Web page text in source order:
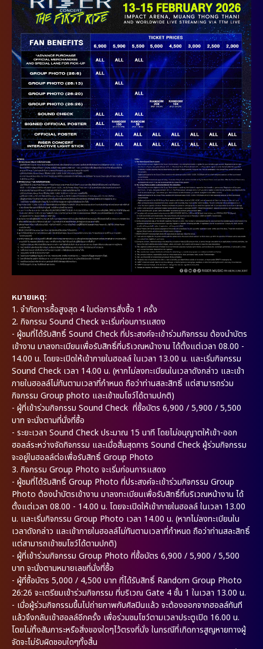
หมายเหตุ:
1. จำกัดการซื้อสูงสุด 4 ใบต่อการสั่งซื้อ 1 ครั้ง
2. กิจกรรม Sound Check จะเริ่มก่อนการแสดง
- ผู้ชมที่ได้รับสิทธิ์ Sound Check ที่ประสงค์จะเข้าร่วมกิจกรรม ต้องนำบัตร
เข้างาน มาลงทะเบียนเพื่อรับสิทธิ์ที่บริเวณหน้างาน ได้ตั้งแต่เวลา 08.00 -
14.00 น. โดยจะเปิดให้เข้าภายในฮอลล์ ในเวลา 13.00 น. และเริ่มกิจกรรม
Sound Check เวลา 14.00 น. (หากไม่ลงทะเบียนในเวลาดังกล่าว และเข้า
ภายในฮอลล์ไม่ทันตามเวลาที่กำหนด ถือว่าท่านสละสิทธิ์ แต่สามารถร่วม
กิจกรรม Group photo และเข้าชมโชว์ได้ตามปกติ)
- ผู้ที่เข้าร่วมกิจกรรม Sound Check ที่ซื้อบัตร 6,900 / 5,900 / 5,500
บาท จะนั่งตามที่นั่งที่ซื้อ
- ระยะเวลา Sound Check ประมาณ 15 นาที โดยไม่อนุญาตให้เข้า-ออก
ฮอลล์ระหว่างจัดกิจกรรม และเมื่อสิ้นสุดการ Sound Check ผู้ร่วมกิจกรรม
จะอยู่ในฮอลล์ต่อเพื่อรับสิทธิ์ Group Photo
3. กิจกรรม Group Photo จะเริ่มก่อนการแสดง
- ผู้ชมที่ได้รับสิทธิ์ Group Photo ที่ประสงค์จะเข้าร่วมกิจกรรม Group
Photo ต้องนำบัตรเข้างาน มาลงทะเบียนเพื่อรับสิทธิ์ที่บริเวณหน้างาน ได้
ตั้งแต่เวลา 08.00 - 14.00 น. โดยจะเปิดให้เข้าภายในฮอลล์ ในเวลา 13.00
น. และเริ่มกิจกรรม Group Photo เวลา 14.00 น. (หากไม่ลงทะเบียนใน
เวลาดังกล่าว และเข้าภายในฮอลล์ไม่ทันตามเวลาที่กำหนด ถือว่าท่านสละสิทธิ์
แต่สามารถเข้าชมโชว์ได้ตามปกติ)
- ผู้ที่เข้าร่วมกิจกรรม Group Photo ที่ซื้อบัตร 6,900 / 5,900 / 5,500
บาท จะนั่งตามหมายเลขที่นั่งที่ซื้อ
- ผู้ที่ซื้อบัตร 5,000 / 4,500 บาท ที่ได้รับสิทธิ์ Random Group Photo
26:26 จะเตรียมเข้าร่วมกิจกรรม ที่บริเวณ Gate 4 ชั้น 1 ในเวลา 13.00 น.
- เมื่อผู้ร่วมกิจกรรมขึ้นไปถ่ายภาพกับศิลปินแล้ว จะต้องออกจากฮอลล์ทันที
แล้วจึงกลับเข้าฮอลล์อีกครั้ง เพื่อร่วมชมโชว์ตามเวลาประตูเปิด 16.00 น.
โดยไม่ทิ้งสัมภาระหรือสิ่งของใดๆไว้ตรงที่นั่ง ในกรณีที่เกิดการสูญหายทางผู้
จัดจะไม่รับผิดชอบใดๆทั้งสิ้น